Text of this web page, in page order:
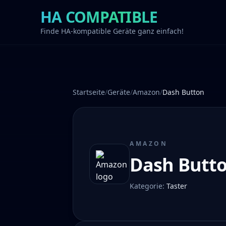
HA COMPATIBLE
Finde HA-kompatible Geräte ganz einfach!
Startseite/Geräte/Amazon/Dash Button
AMAZON
Dash
Kategorie: Taster